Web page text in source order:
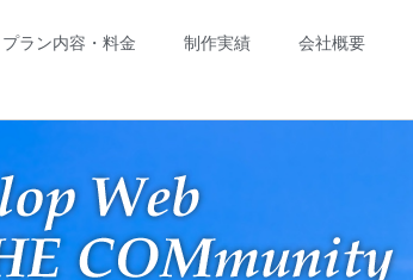
プラン内容・料金 制作実績 会社概要